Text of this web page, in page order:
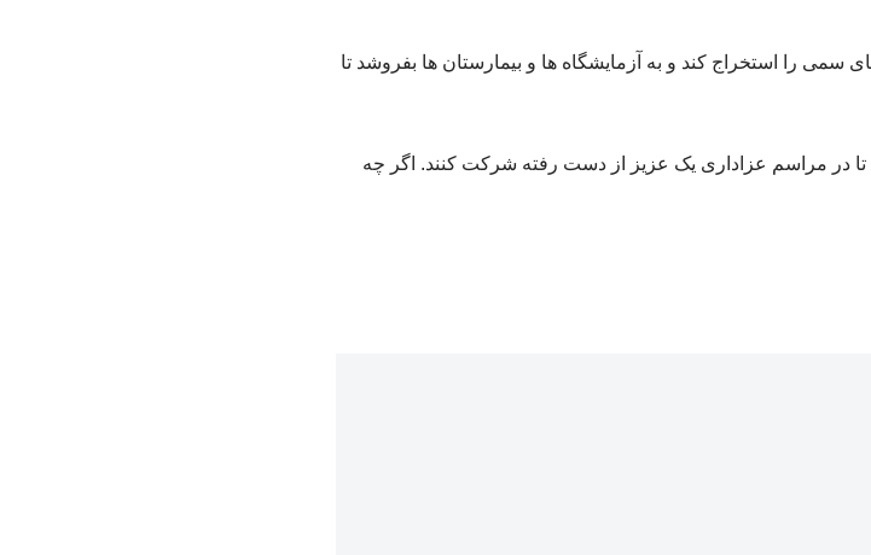
سمی را استخراج کند و به آزمایشگاه ها و بیمارستان ها بفروشد تا
تا در مراسم عزاداری یک عزیز از دست رفته شرکت کنند. اگر چه